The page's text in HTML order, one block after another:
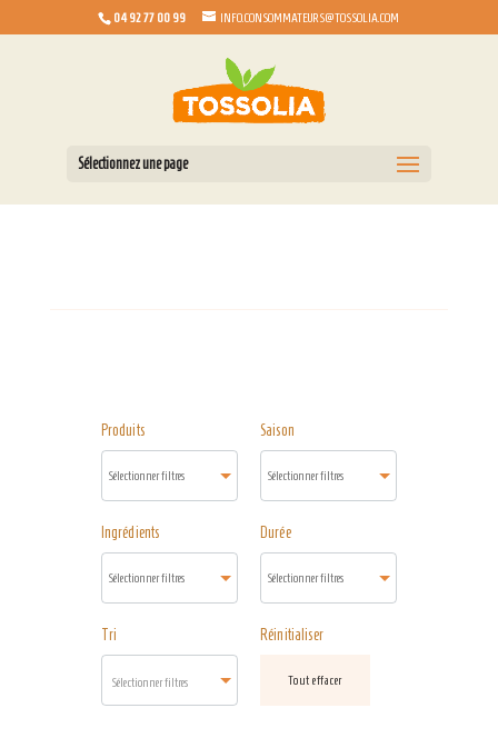
04 92 77 00 99 INFO.CONSOMMATEURS@TOSSOLIA.COM
Sélectionnez une page
Produits Saison
Ingrédients Durée
Tri
Sélectionner filtres
Réinitialiser
Tout effacer